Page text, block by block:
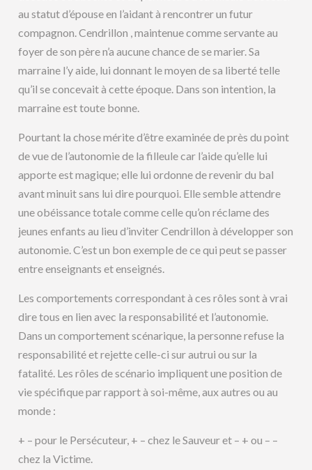
au statut d’épouse en l’aidant à rencontrer un futur
compagnon. Cendrillon , maintenue comme servante au
foyer de son père n’a aucune chance de se marier. Sa
marraine l’y aide, lui donnant le moyen de sa liberté telle
qu’il se concevait à cette époque. Dans son intention, la
marraine est toute bonne.
Pourtant la chose mérite d’être examinée de près du point
de vue de l’autonomie de la filleule car l’aide qu’elle lui
apporte est magique; elle lui ordonne de revenir du bal
avant minuit sans lui dire pourquoi. Elle semble attendre
une obéissance totale comme celle qu’on réclame des
jeunes enfants au lieu d’inviter Cendrillon à développer son
autonomie. C’est un bon exemple de ce qui peut se passer
entre enseignants et enseignés.
Les comportements correspondant à ces rôles sont à vrai
dire tous en lien avec la responsabilité et l’autonomie.
Dans un comportement scénarique, la personne refuse la
responsabilité et rejette celle-ci sur autrui ou sur la
fatalité. Les rôles de scénario impliquent une position de
vie spécifique par rapport à soi-même, aux autres ou au
monde :
+ – pour le Persécuteur, + – chez le Sauveur et – + ou – –
chez la Victime.